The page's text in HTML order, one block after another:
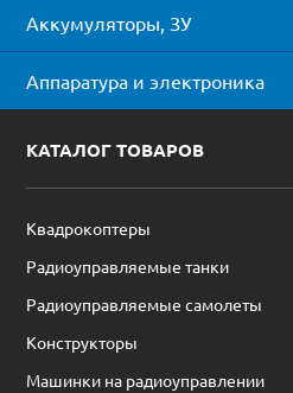
Аккумуляторы, ЗУ
Аппаратура и электроника
КАТАЛОГ ТОВАРОВ
Квадрокоптеры
Радиоуправляемые танки
Радиоуправляемые самолеты
Конструкторы
Машинки на радиоуправлении